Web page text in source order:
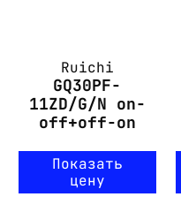
Ruichi
GQ30PF-
11ZD/G/N on-
off+off-on
Показать
цену